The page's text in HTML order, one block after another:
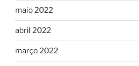
maio 2022
abril 2022
março 2022